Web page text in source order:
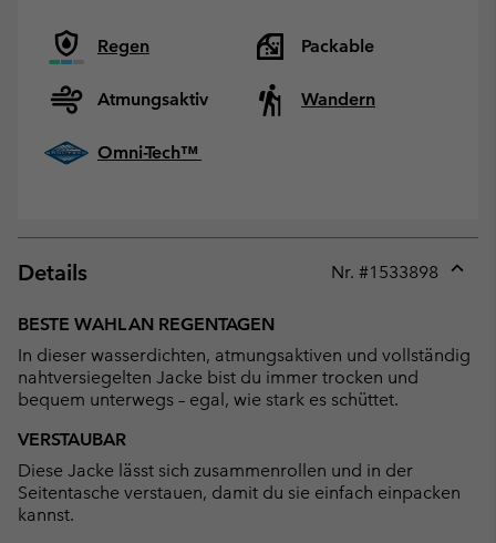
Regen Packable
Atmungsaktiv Wandern
Omni-Tech™
Details Nr. #1533898
BESTE WAHL AN REGENTAGEN
In dieser wasserdichten, atmungsaktiven und vollständig
nahtversiegelten Jacke bist du immer trocken und
bequem unterwegs – egal, wie stark es schüttet.
VERSTAUBAR
Diese Jacke lässt sich zusammenrollen und in der
Seitentasche verstauen, damit du sie einfach einpacken
kannst.